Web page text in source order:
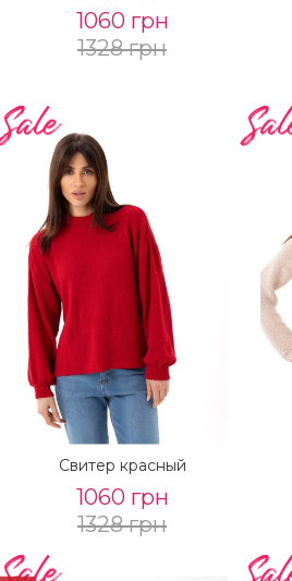
1060 грн
1328 грн
Свитер красный
1060 грн
1328 грн